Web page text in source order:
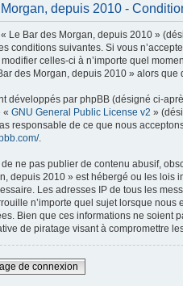
depuis 2010 -
Le Bar des Morgan, depuis 2010 »
conditions suivantes. Si vous
celles-ci à n’importe quel
des Morgan, depuis 2010 » alors
développés par phpBB (désigné ci-
« GNU General Public License v2 »
responsable de ce que nous
.
ne pas publier de contenu abusif,
depuis 2010 » est hébergé ou les lois
Les adresses IP de tous les
n’importe quel sujet lorsque
Bien que ces informations ne soient
de piratage visant à compromettre
de connexion